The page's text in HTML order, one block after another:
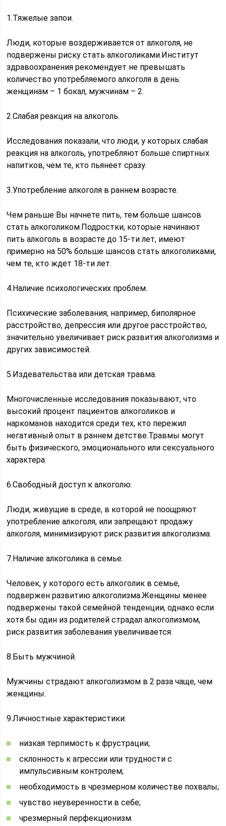
1.Тяжелые запои.
Люди, которые воздерживается от алкоголя, не
подвержены риску стать алкоголиками.Институт
здравоохранения рекомендует не превышать
количество употребляемого алкоголя в день:
женщинам – 1 бокал, мужчинам – 2.
2.Слабая реакция на алкоголь.
Исследования показали, что люди, у которых слабая
реакция на алкоголь, употребляют больше спиртных
напитков, чем те, кто пьянеет сразу.
3.Употребление алкоголя в раннем возрасте.
Чем раньше Вы начнете пить, тем больше шансов
стать алкоголиком.Подростки, которые начинают
пить алкоголь в возрасте до 15-ти лет, имеют
примерно на 50% больше шансов стать алкоголиками,
чем те, кто ждет 18-ти лет.
4.Наличие психологических проблем.
Психические заболевания, например, биполярное
расстройство, депрессия или другое расстройство,
значительно увеличивает риск развития алкоголизма и
других зависимостей.
5.Издевательства или детская травма.
Многочисленные исследования показывают, что
высокий процент пациентов алкоголиков и
наркоманов находится среди тех, кто пережил
негативный опыт в раннем детстве.Травмы могут
быть физического, эмоционального или сексуального
характера.
6.Свободный доступ к алкоголю.
Люди, живущие в среде, в которой не поощряют
употребление алкоголя, или запрещают продажу
алкоголя, минимизируют риск развития алкоголизма.
7.Наличие алкоголика в семье.
Человек, у которого есть алкоголик в семье,
подвержен развитию алкоголизма.Женщины менее
подвержены такой семейной тенденции, однако если
хотя бы один из родителей страдал алкоголизмом,
риск развития заболевания увеличивается.
8.Быть мужчиной.
Мужчины страдают алкоголизмом в 2 раза чаще, чем
женщины.
9.Личностные характеристики:
низкая терпимость к фрустрации;
склонность к агрессии или трудности с
импульсивным контролем;
необходимость в чрезмерном количестве похвалы;
чувство неуверенности в себе;
чрезмерный перфекционизм.